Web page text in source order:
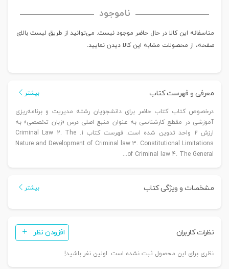
ناموجود
متاسفانه این کالا در حال حاضر موجود نیست. می‌توانید از طریق لیست بالای
صفحه، از محصولات مشابه این کالا دیدن نمایید.
معرفی و فهرست کتاب بیشتر
درخصوص کتاب کتاب حاضر برای دانشجویان رشته مدیریت و برنامه‌ریزی
آموزشی در مقطع کارشناسی به عنوان منبع اصلی درس «زبان تخصصی» به
ارزش 2 واحد تدوین شده است. فهرست کتاب 1. Criminal Law 2. The
Nature and Development of Criminal law 3. Constitutional Limitations
of Criminal law 4. The General...
مشخصات و ویژگی کتاب بیشتر
نظرات کاربران افزودن نظر
نظری برای این محصول ثبت نشده است. اولین نفر باشید!